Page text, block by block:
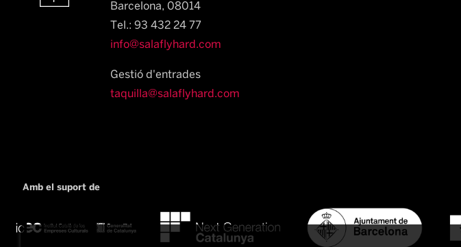
Barcelona, 08014​
Tel.: 93 432 24 77
info@salaflyhard.com
Gestió d'entrades
taquilla@salaflyhard.com
Amb el suport de